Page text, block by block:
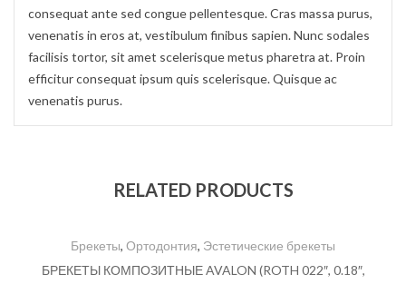
consequat ante sed congue pellentesque. Cras massa purus,
venenatis in eros at, vestibulum finibus sapien. Nunc sodales
facilisis tortor, sit amet scelerisque metus pharetra at. Proin
efficitur consequat ipsum quis scelerisque. Quisque ac
venenatis purus.
RELATED PRODUCTS
Брекеты, Ортодонтия, Эстетические брекеты
БРЕКЕТЫ КОМПОЗИТНЫЕ AVALON (ROTH 022″, 0.18″,